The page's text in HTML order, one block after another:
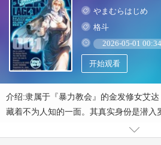
やまむらはじめ
格斗
2026-05-01
开始观看
介绍:隶属于『暴力教会』的金发修女艾
藏着不为人知的一面。其真实身份是潜入